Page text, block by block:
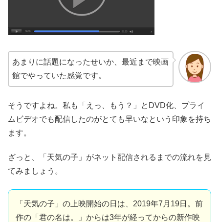
あまりに話題になったせいか、最近まで映画
館でやっていた感覚です。
そうですよね。私も「えっ、もう？」とDVD化、プライ
ムビデオでも配信したのがとても早いなという印象を持ち
ます。
ざっと、「天気の子」がネット配信されるまでの流れを見
てみましょう。
「天気の子」の上映開始の日は、2019年7月19日。前
作の「君の名は。」からは3年が経ってからの新作映